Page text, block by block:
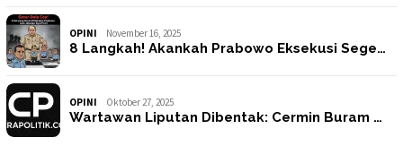
OPINI November 16, 2025
8 Langkah! Akankah Prabowo Eksekusi Sege…
OPINI Oktober 27, 2025
Wartawan Liputan Dibentak: Cermin Buram …